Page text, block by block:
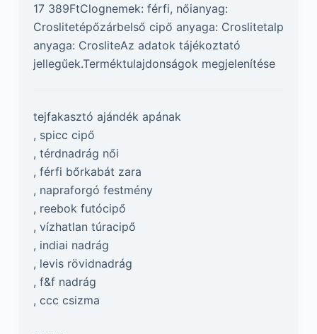
17 389FtClognemek: férfi, nőianyag:
Croslitetépőzárbelső cipő anyaga: Croslitetalp
anyaga: CrosliteAz adatok tájékoztató
jellegűek.Terméktulajdonságok megjelenítése
tejfakasztó ajándék apának
, spicc cipő
, térdnadrág női
, férfi bőrkabát zara
, napraforgó festmény
, reebok futócipő
, vízhatlan túracipő
, indiai nadrág
, levis rövidnadrág
, f&f nadrág
, ccc csizma